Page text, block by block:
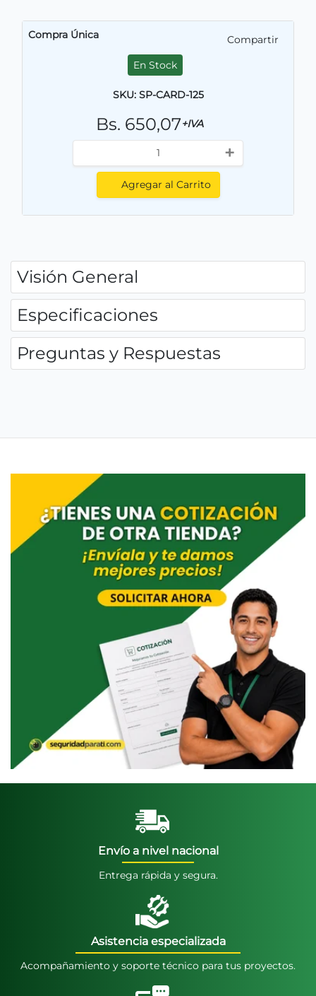
Compra Única
Compartir
En Stock
SKU: SP-CARD-125
Bs. 650,07+IVA
+
Agregar al Carrito
Visión General
Especificaciones
Preguntas y Respuestas
Envío a nivel nacional
Entrega rápida y segura.
Asistencia especializada
Acompañamiento y soporte técnico para tus proyectos.